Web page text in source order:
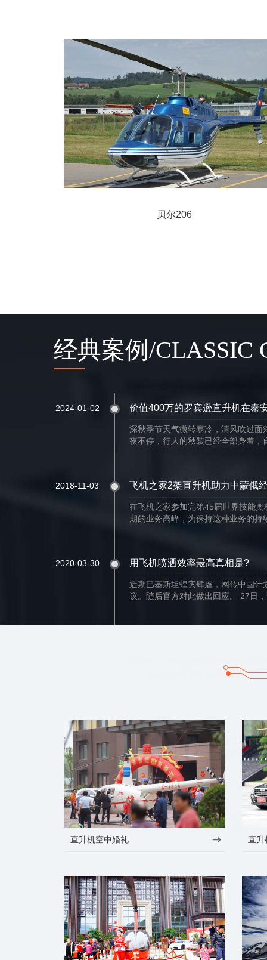
贝尔206
经典案例/CLASSIC
2024-01-02 价值400万的罗宾逊直升机在泰
深秋季节天气微转寒冷，清风吹过
夜不停，行人的秋装已经全部身着
2018-11-03 飞机之家2架直升机助力中蒙俄
在飞机之家参加完第45届世界技能
期的业务高峰，为保持这种业务的持
2020-03-30 用飞机喷洒效率最高真相是?
近期巴基斯坦蝗灾肆虐，网传中国
议。随后官方对此做出回应。 27日
——无锡马拉松和徐州马拉松。据悉
2023-12-20 少年之直升机飞行梦想幸福源于
桂月金秋，阳光和煦，雪野湖之地
贝摄影大咖面对垂髫化妆后的容貌
2023-11-30 价值400万的直升机在天津进行
时维九月，天津之静态展览博览会
士前来参加这次饕餮盛宴，直升机
直升机空中婚礼
直升